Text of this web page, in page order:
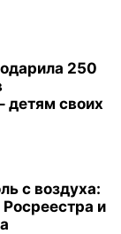
250
детям своих
с воздуха:
и